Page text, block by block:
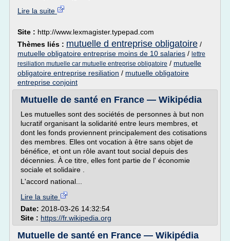
Lire la suite
Site : http://www.lexmagister.typepad.com
Thèmes liés : mutuelle d entreprise obligatoire /
mutuelle obligatoire entreprise moins de 10 salaries / lettre
resiliation mutuelle car mutuelle entreprise obligatoire / mutuelle
obligatoire entreprise resiliation / mutuelle obligatoire
entreprise conjoint
Mutuelle de santé en France — Wikipédia
Les mutuelles sont des sociétés de personnes à but non
lucratif organisant la solidarité entre leurs membres, et
dont les fonds proviennent principalement des cotisations
des membres. Elles ont vocation à être sans objet de
bénéfice, et ont un rôle avant tout social depuis des
décennies. À ce titre, elles font partie de l' économie
sociale et solidaire .
L'accord national...
Lire la suite
Date: 2018-03-26 14:32:54
Site : https://fr.wikipedia.org
Mutuelle de santé en France — Wikipédia